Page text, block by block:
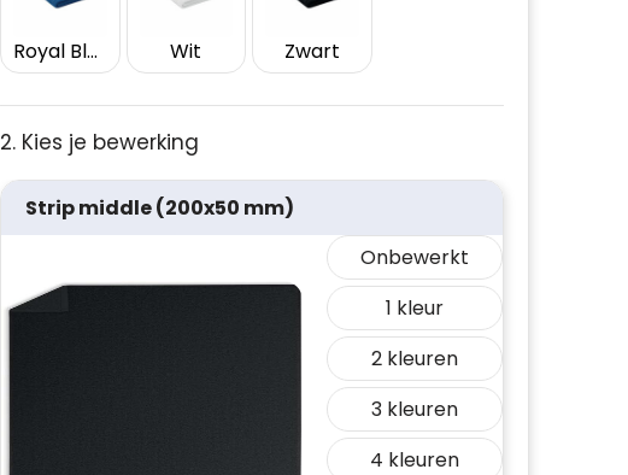
Royal Blauw Wit Zwart
2. Kies je bewerking
Strip middle (200x50 mm)
Onbewerkt
1
2
3
4